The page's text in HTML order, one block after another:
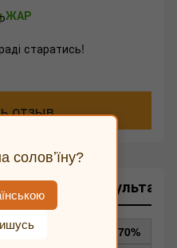
ЖАР
старатись!
отзыв
Возврат
— экономия до 70%
соловʼїну?